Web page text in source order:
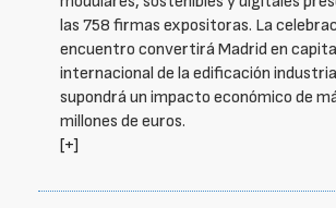
las 758 firmas expositoras. La
encuentro convertirá Madrid en
internacional de la edificación
supondrá un impacto económico de
millones de euros.
[+]